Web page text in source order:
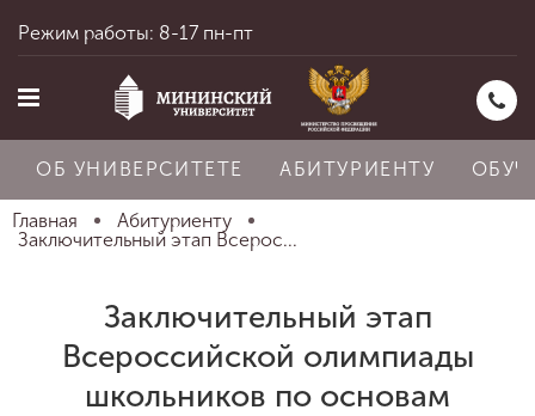
Об университете
Режим работы: 8-17 пн-пт
ОБ УНИВЕРСИТЕТЕ АБИТУРИЕНТУ
Главная
Абитуриенту
Заключительный этап Всерос...
Заключительный этап
Всероссийской олимпиады
школьников по основам